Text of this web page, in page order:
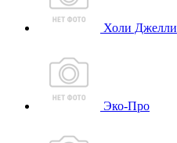
Холи Джелли
Эко-Про